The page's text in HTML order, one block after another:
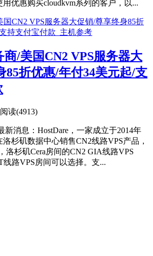
优惠购买cloudkvm系列的客户，以...
商/美国CN2 VPS服务器大
85折优惠/年付34美元起/支
阅读(4913)
新消息：HostDare，一家成立于2014年
杉矶数据中心销售CN2线路VPS产品，
洛杉矶Cera房间的CN2 GIA线路VPS
线路VPS房间可以选择。支...